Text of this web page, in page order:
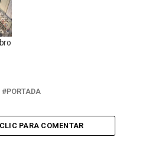
PORTADA
PARA COMENTAR